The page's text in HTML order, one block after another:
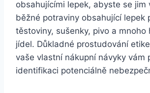
obsahujícími lepek, abyste se jim
běžné potraviny obsahující lepek
těstoviny, sušenky, pivo a mnoho
jídel. Důkladné prostudování
vaše vlastní nákupní návyky vám
identifikaci potenciálně